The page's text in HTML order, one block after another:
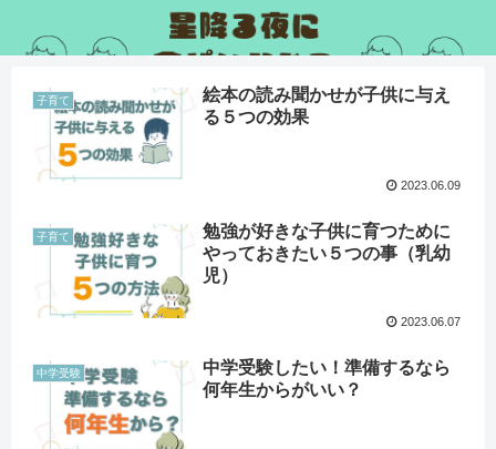
子育て
絵本の読み聞かせが子供に与え
る５つの効果
2023.06.09
子育て
勉強が好きな子供に育つために
やっておきたい５つの事（乳幼
児）
2023.06.07
中学受験
中学受験したい！準備するなら
何年生からがいい？